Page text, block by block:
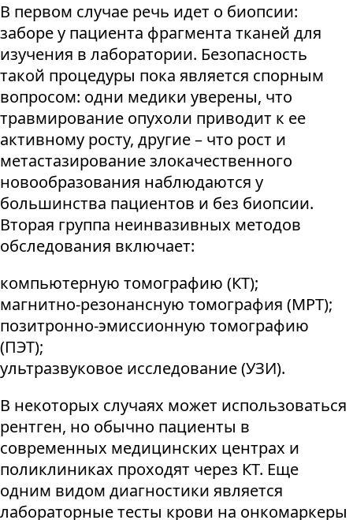
В первом случае речь идет о биопсии:
заборе у пациента фрагмента тканей для
изучения в лаборатории. Безопасность
такой процедуры пока является спорным
вопросом: одни медики уверены, что
травмирование опухоли приводит к ее
активному росту, другие – что рост и
метастазирование злокачественного
новообразования наблюдаются у
большинства пациентов и без биопсии.
Вторая группа неинвазивных методов
обследования включает:
компьютерную томографию (КТ);
магнитно-резонансную томография (МРТ);
позитронно-эмиссионную томографию
(ПЭТ);
ультразвуковое исследование (УЗИ).
В некоторых случаях может использоваться
рентген, но обычно пациенты в
современных медицинских центрах и
поликлиниках проходят через КТ. Еще
одним видом диагностики является
лабораторные тесты крови на онкомаркеры